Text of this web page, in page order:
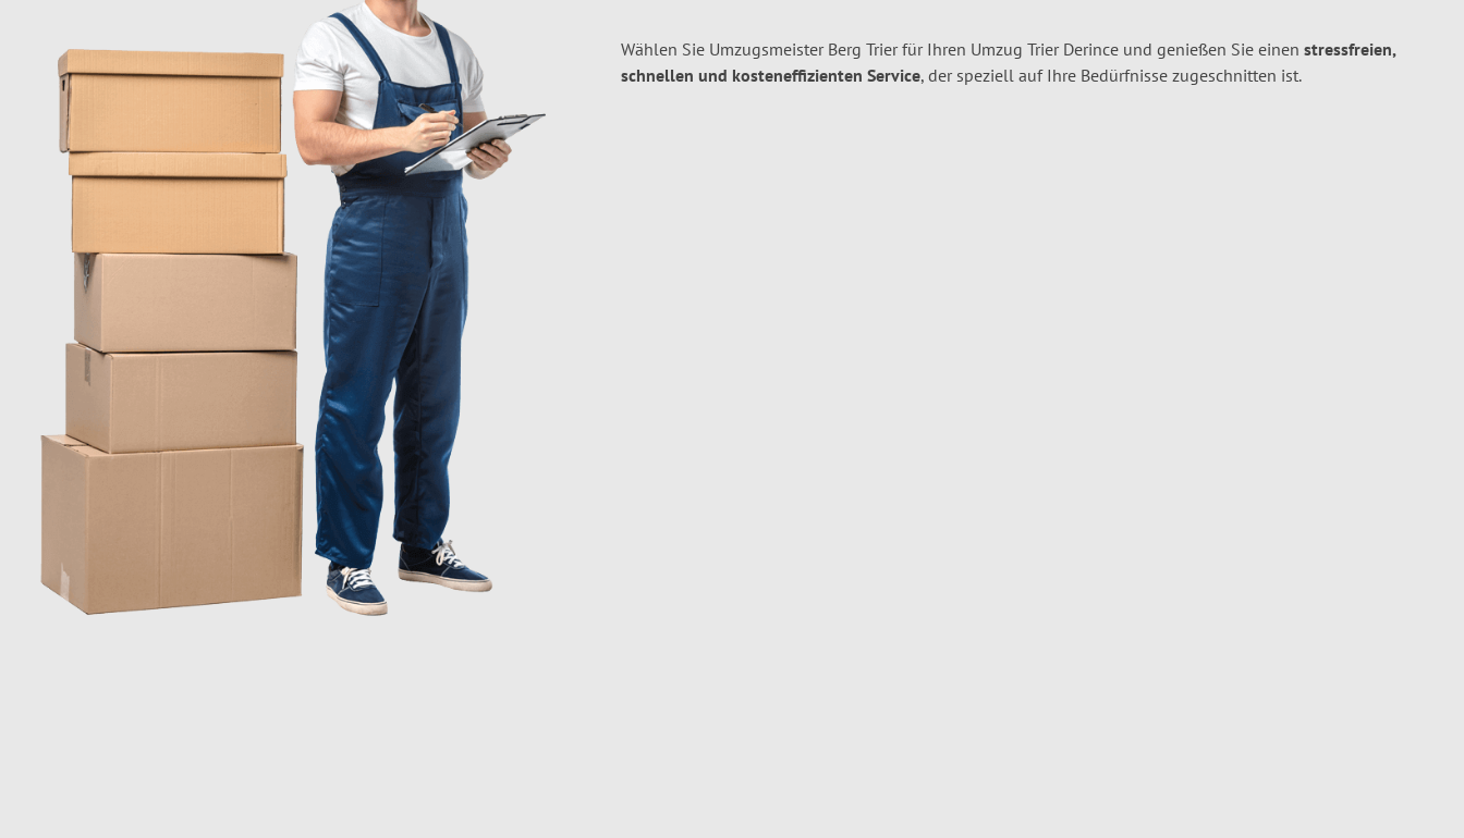
Wählen Sie Umzugsmeister Berg Trier für Ihren Umzug Trier Derince und genießen Sie einen stressfreien,
schnellen und kosteneffizienten Service, der speziell auf Ihre Bedürfnisse zugeschnitten ist.